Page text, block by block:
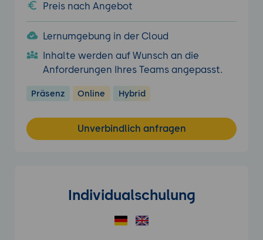
Preis nach Angebot
Lernumgebung in der Cloud
Inhalte werden auf Wunsch an die
Anforderungen Ihres Teams angepasst.
Präsenz Online Hybrid
Unverbindlich anfragen
Individualschulung